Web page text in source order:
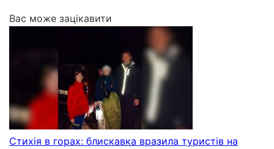
Вас може зацікавити
Стихія в горах: блискавка вразила туристів на